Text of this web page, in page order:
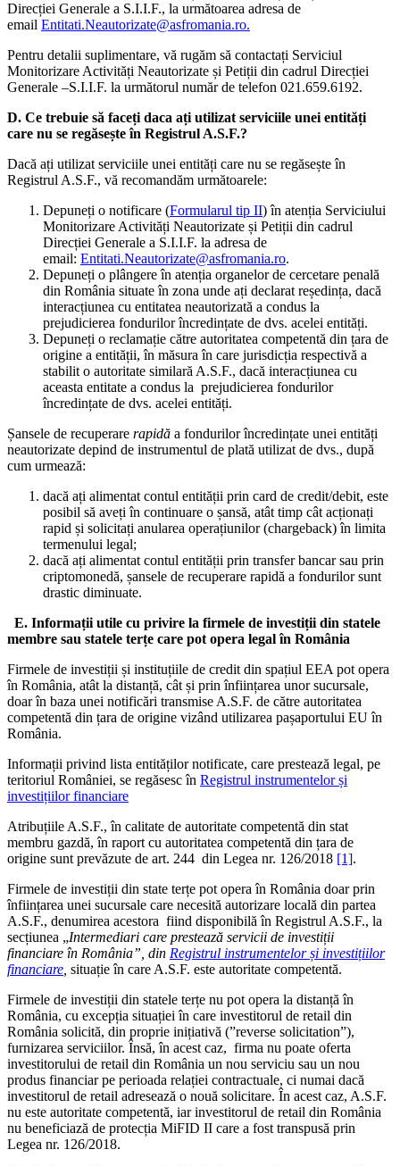
Direcției Generale a S.I.I.F., la următoarea adresa de
email Entitati.Neautorizate@asfromania.ro.
Pentru detalii suplimentare, vă rugăm să contactați Serviciul
Monitorizare Activități Neautorizate și Petiții din cadrul Direcției
Generale –S.I.I.F. la următorul număr de telefon 021.659.6192.
D. Ce trebuie să faceți daca ați utilizat serviciile unei entități
care nu se regăsește în Registrul A.S.F.?
Dacă ați utilizat serviciile unei entități care nu se regăsește în
Registrul A.S.F., vă recomandăm următoarele:
Depuneți o notificare (Formularul tip II) în atenția Serviciului
Monitorizare Activități Neautorizate și Petiții din cadrul
Direcției Generale a S.I.I.F. la adresa de
email: Entitati.Neautorizate@asfromania.ro.
Depuneți o plângere în atenția organelor de cercetare penală
din România situate în zona unde ați declarat reședința, dacă
interacțiunea cu entitatea neautorizată a condus la
prejudicierea fondurilor încredințate de dvs. acelei entități.
Depuneți o reclamație către autoritatea competentă din țara de
origine a entității, în măsura în care jurisdicția respectivă a
stabilit o autoritate similară A.S.F., dacă interacțiunea cu
aceasta entitate a condus la prejudicierea fondurilor
încredințate de dvs. acelei entități.
Șansele de recuperare rapidă a fondurilor încredințate unei entități
neautorizate depind de instrumentul de plată utilizat de dvs., după
cum urmează:
dacă ați alimentat contul entității prin card de credit/debit, este
posibil să aveți în continuare o șansă, atât timp cât acționați
rapid și solicitați anularea operațiunilor (chargeback) în limita
termenului legal;
dacă ați alimentat contul entității prin transfer bancar sau prin
criptomonedă, șansele de recuperare rapidă a fondurilor sunt
drastic diminuate.
E. Informații utile cu privire la firmele de investiții din statele
membre sau statele terțe care pot opera legal în România
Firmele de investiții și instituțiile de credit din spațiul EEA pot opera
în România, atât la distanță, cât și prin înființarea unor sucursale,
doar în baza unei notificări transmise A.S.F. de către autoritatea
competentă din țara de origine vizând utilizarea pașaportului EU în
România.
Informații privind lista entităților notificate, care prestează legal, pe
teritoriul României, se regăsesc în Registrul instrumentelor și
investițiilor financiare
Atribuțiile A.S.F., în calitate de autoritate competentă din stat
membru gazdă, în raport cu autoritatea competentă din țara de
origine sunt prevăzute de art. 244 din Legea nr. 126/2018 [1].
Firmele de investiții din state terțe pot opera în România doar prin
înființarea unei sucursale care necesită autorizare locală din partea
A.S.F., denumirea acestora fiind disponibilă în Registrul A.S.F., la
secțiunea „Intermediari care prestează servicii de investiții
financiare în România”, din Registrul instrumentelor și investițiilor
financiare, situație în care A.S.F. este autoritate competentă.
Firmele de investiții din statele terțe nu pot opera la distanță în
România, cu excepția situației în care investitorul de retail din
România solicită, din proprie inițiativă (”reverse solicitation”),
furnizarea serviciilor. Însă, în acest caz, firma nu poate oferta
investitorului de retail din România un nou serviciu sau un nou
produs financiar pe perioada relației contractuale, ci numai dacă
investitorul de retail adresează o nouă solicitare. În acest caz, A.S.F.
nu este autoritate competentă, iar investitorul de retail din România
nu beneficiază de protecția MiFID II care a fost transpusă prin
Legea nr. 126/2018.